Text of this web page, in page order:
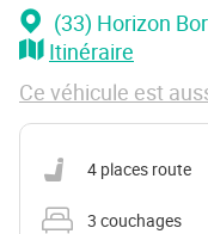
(33) Horizon
Itinéraire
Ce véhicule est
Nombre de places
4 places route
Nombre de couchages
3 couchages